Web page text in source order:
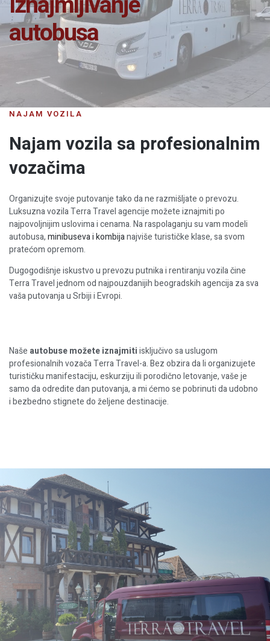
autobusa
NAJAM VOZILA
Najam vozila sa profesionalnim
vozačima
Organizujte svoje putovanje tako da ne razmišljate o prevozu.
Luksuzna vozila Terra Travel agencije možete iznajmiti po
najpovoljnijim uslovima i cenama. Na raspolaganju su vam modeli
autobusa,minibuseva i kombijanajviše turističke klase, sa svom
pratećom opremom.
Dugogodišnje iskustvo u prevozu putnika i rentiranju vozila čine
Terra Travel jednom od najpouzdanijih beogradskih agencija za sva
vaša putovanja u Srbiji i Evropi.
Naše autobuse možete iznajmitiisključivo sa uslugom
profesionalnih vozača Terra Travel-a. Bez obzira da li organizujete
turističku manifestaciju, eskurziju ili porodično letovanje, vaše je
samo da odredite dan putovanja, a mi ćemo se pobrinuti da udobno
i bezbedno stignete do željene destinacije.